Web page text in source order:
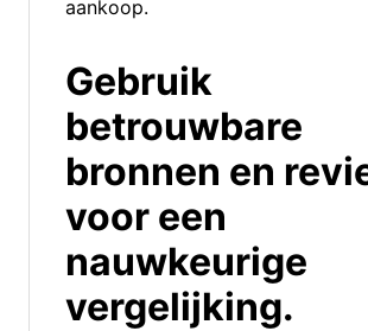
aankoop.
Gebruik
betrouwbare
bronnen en
voor een
nauwkeurige
vergelijking.